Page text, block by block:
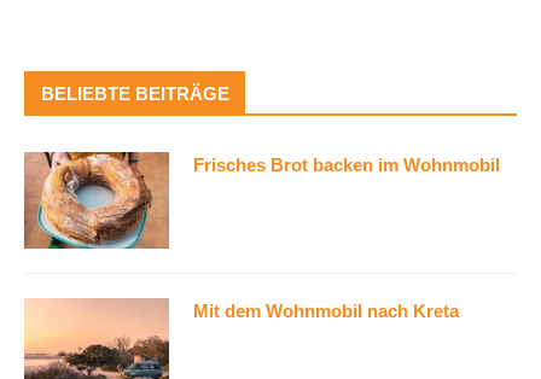
BELIEBTE BEITRÄGE
Frisches Brot backen im Wohnmobil
Mit dem Wohnmobil nach Kreta